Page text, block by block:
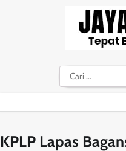
Cari
untuk:
KPLP Lapas